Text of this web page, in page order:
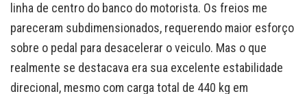
linha de centro do banco do motorista. Os freios me
pareceram subdimensionados, requerendo maior esforço
sobre o pedal para desacelerar o veiculo. Mas o que
realmente se destacava era sua excelente estabilidade
direcional, mesmo com carga total de 440 kg em